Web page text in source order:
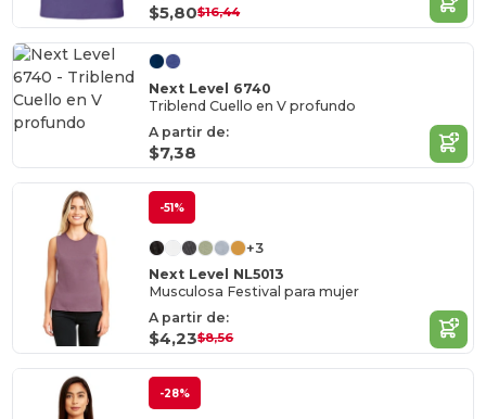
$5,80$16,44
Next Level 6740
Triblend Cuello en V profundo
A partir de:
$7,38
-51%
+3
Next Level NL5013
Musculosa Festival para mujer
A partir de:
$4,23$8,56
-28%